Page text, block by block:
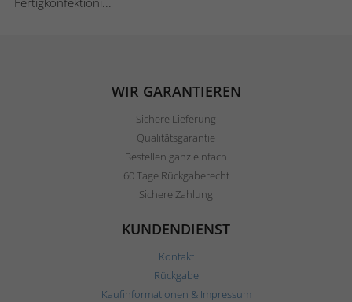
WIR GARANTIEREN
Sichere Lieferung
Qualitätsgarantie
Bestellen ganz einfach
60 Tage Rückgaberecht
Sichere Zahlung
KUNDENDIENST
Kontakt
Rückgabe
Kaufinformationen & Impressum